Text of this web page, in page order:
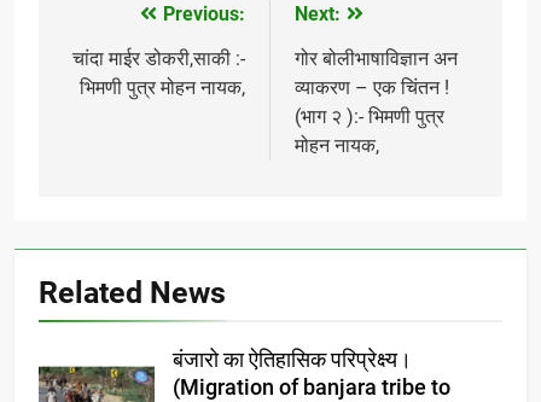
navigation
Previous:
चांदा माईर डोकरी,साकी :-
भिमणी पुत्र मोहन नायक,
Next:
गोर बोलीभाषाविज्ञान अन
व्याकरण – एक चिंतन !
(भाग २ ):- भिमणी पुत्र
मोहन नायक,
Related News
बंजारो का ऐतिहासिक परिप्रेक्ष्य।
(Migration of banjara tribe to